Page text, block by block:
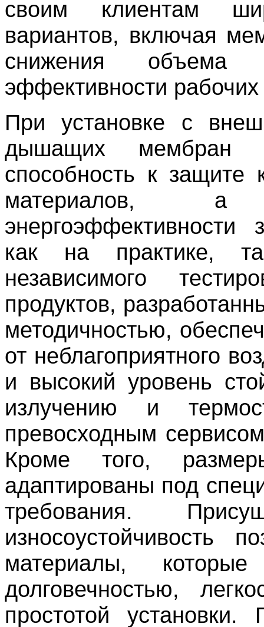
своим клиентам
вариантов, включая
снижения
эффективности
При установке с
дышащих мембран
способность к защите
материалов,
как на практике,
независимого
продуктов,
методичностью,
от неблагоприятного
и высокий уровень
излучению и
превосходным
Кроме того,
адаптированы под
требования.
износоустойчивость
материалы,
долговечностью,
простотой